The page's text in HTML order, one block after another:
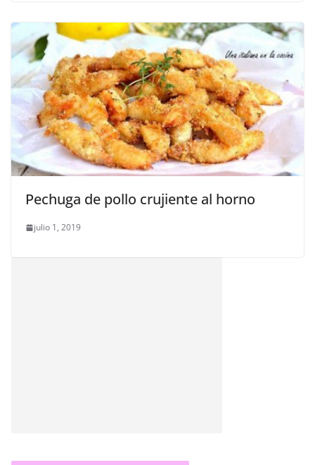
Pechuga de pollo crujiente al horno
julio 1, 2019